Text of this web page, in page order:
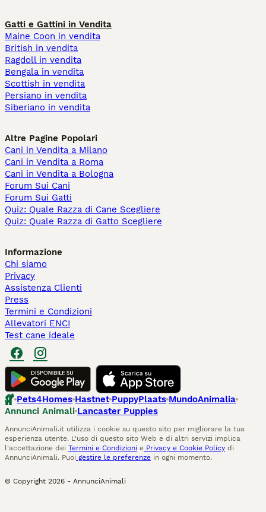
Gatti e Gattini in Vendita
Maine Coon in vendita
British in vendita
Ragdoll in vendita
Bengala in vendita
Scottish in vendita
Persiano in vendita
Siberiano in vendita
Altre Pagine Popolari
Cani in Vendita a Milano
Cani in Vendita a Roma
Cani in Vendita a Bologna
Forum Sui Cani
Forum Sui Gatti
Quiz: Quale Razza di Cane Scegliere
Quiz: Quale Razza di Gatto Scegliere
Informazione
Chi siamo
Privacy
Assistenza Clienti
Press
Termini e Condizioni
Allevatori ENCI
Test cane ideale
Pets4Homes Hastnet PuppyPlaats MundoAnimalia
Annunci Animali Lancaster Puppies
AnnunciAnimali.it utilizza i cookie su questo sito per migliorare la tua
esperienza utente. L'uso di questo sito Web e di altri servizi implica
l'accettazione dei Termini e Condizioni e Privacy e Cookie Policy di
AnnunciAnimali. Puoi gestire le preferenze in ogni momento.
© Copyright 2026 - AnnunciAnimali